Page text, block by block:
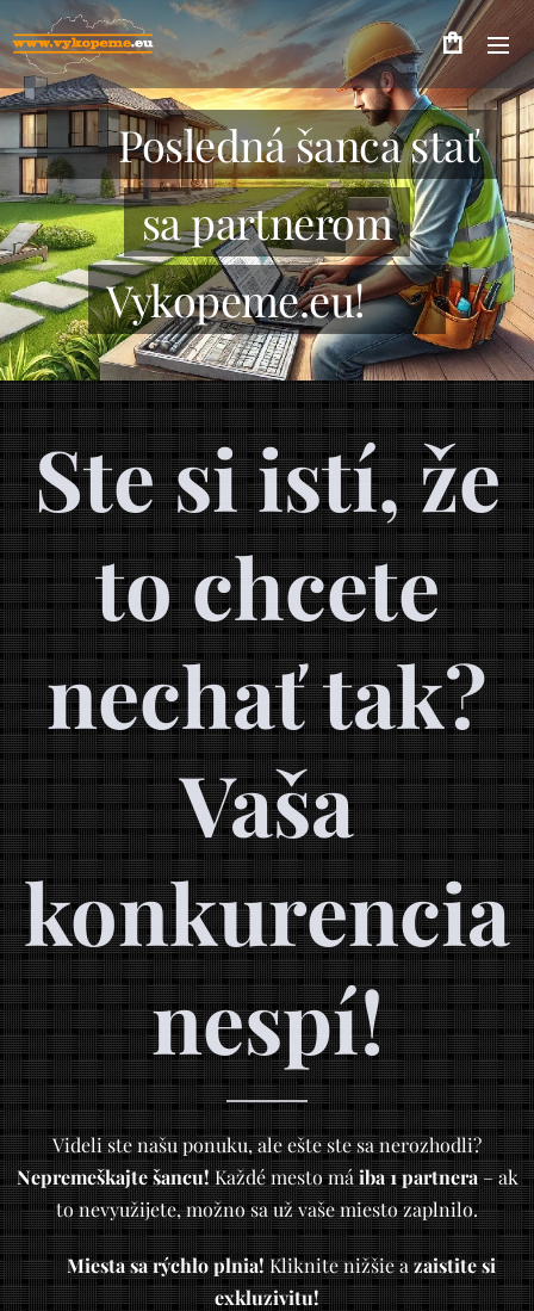
🔥 Posledná šanca stať
sa partnerom
Vykopeme.eu! 🚀
Ste si istí, že
to chcete
nechať tak?
Vaša
konkurencia
nespí!
Videli ste našu ponuku, ale ešte ste sa nerozhodli?
Nepremeškajte šancu! Každé mesto máiba 1 partnera– ak
to nevyužijete, možno sa už vaše miesto zaplnilo.
⏳ Miesta sa rýchlo plnia! Kliknite nižšie a zaistite si
exkluzivitu!